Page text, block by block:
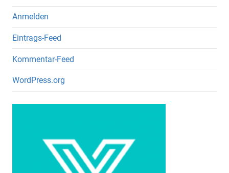
Anmelden
Eintrags-Feed
Kommentar-Feed
WordPress.org